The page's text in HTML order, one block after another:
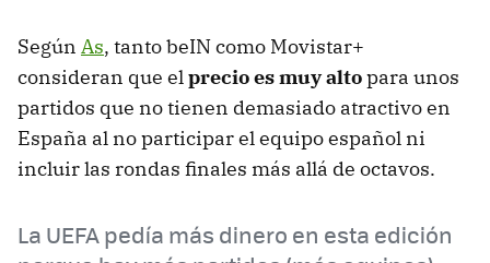
Según As, tanto beIN como Movistar+
consideran que elprecio es muy altopara unos
partidos que no tienen demasiado atractivo en
España al no participar el equipo español ni
incluir las rondas finales más allá de octavos.
La UEFA pedía más dinero en esta edición